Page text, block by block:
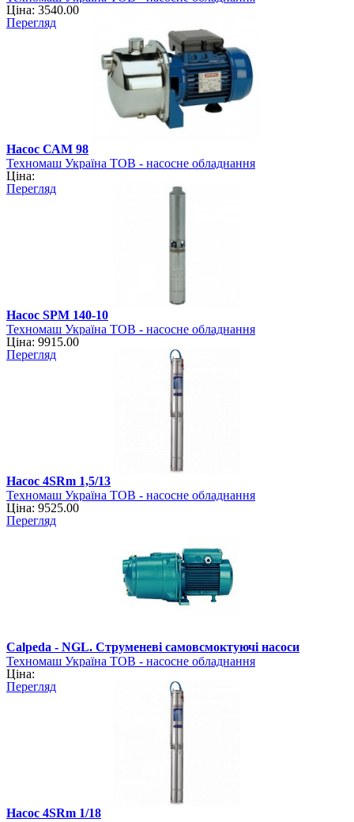
Ціна: 3540.00
Перегляд
Насос САМ 98
Техномаш Україна ТОВ - насосне обладнання
Ціна:
Перегляд
Насос SPM 140-10
Техномаш Україна ТОВ - насосне обладнання
Ціна: 9915.00
Перегляд
Насос 4SRm 1,5/13
Техномаш Україна ТОВ - насосне обладнання
Ціна: 9525.00
Перегляд
Calpeda - NGL. Струменеві самовсмоктуючі насоси
Техномаш Україна ТОВ - насосне обладнання
Ціна:
Перегляд
Насос 4SRm 1/18